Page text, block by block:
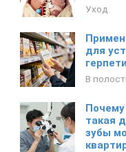
Уход
для
В
такая
зубы